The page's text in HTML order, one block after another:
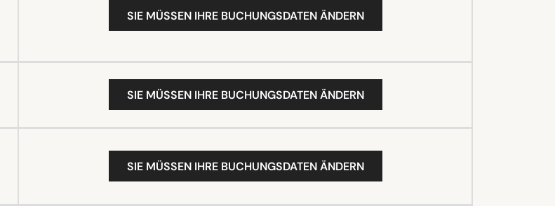
SIE MÜSSEN IHRE BUCHUNGSDATEN ÄNDERN
SIE MÜSSEN IHRE BUCHUNGSDATEN ÄNDERN
SIE MÜSSEN IHRE BUCHUNGSDATEN ÄNDERN